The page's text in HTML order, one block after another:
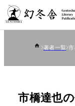
著者一覧
市橋達也